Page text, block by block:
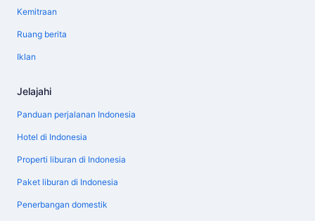
Kemitraan
Ruang berita
Iklan
Jelajahi
Panduan perjalanan Indonesia
Hotel di Indonesia
Properti liburan di Indonesia
Paket liburan di Indonesia
Penerbangan domestik